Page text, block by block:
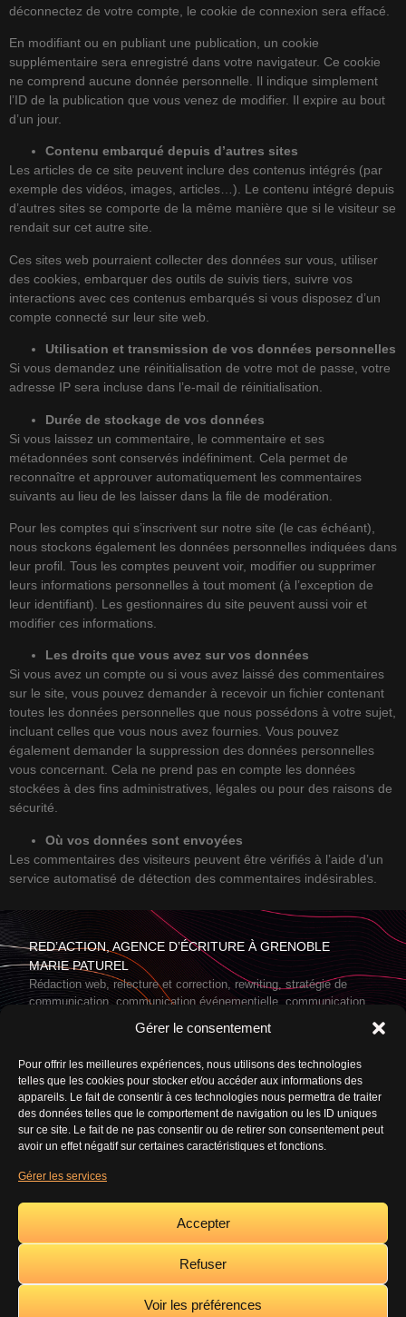
Gérer le consentement
Pour offrir les meilleures expériences, nous utilisons des technologies
telles que les cookies pour stocker et/ou accéder aux informations des
appareils. Le fait de consentir à ces technologies nous permettra de traiter
des données telles que le comportement de navigation ou les ID uniques
sur ce site. Le fait de ne pas consentir ou de retirer son consentement peut
avoir un effet négatif sur certaines caractéristiques et fonctions.
Gérer les services
Accepter
Refuser
Voir les préférences
déconnectez de votre compte, le cookie de connexion sera effacé.
En modifiant ou en publiant une publication, un cookie
supplémentaire sera enregistré dans votre navigateur. Ce cookie
ne comprend aucune donnée personnelle. Il indique simplement
l’ID de la publication que vous venez de modifier. Il expire au bout
d’un jour.
Contenu embarqué depuis d’autres sites
Les articles de ce site peuvent inclure des contenus intégrés (par
exemple des vidéos, images, articles…). Le contenu intégré depuis
d’autres sites se comporte de la même manière que si le visiteur se
rendait sur cet autre site.
Ces sites web pourraient collecter des données sur vous, utiliser
des cookies, embarquer des outils de suivis tiers, suivre vos
interactions avec ces contenus embarqués si vous disposez d’un
compte connecté sur leur site web.
Utilisation et transmission de vos données personnelles
Si vous demandez une réinitialisation de votre mot de passe, votre
adresse IP sera incluse dans l’e-mail de réinitialisation.
Durée de stockage de vos données
Si vous laissez un commentaire, le commentaire et ses
métadonnées sont conservés indéfiniment. Cela permet de
reconnaître et approuver automatiquement les commentaires
suivants au lieu de les laisser dans la file de modération.
Pour les comptes qui s’inscrivent sur notre site (le cas échéant),
nous stockons également les données personnelles indiquées dans
leur profil. Tous les comptes peuvent voir, modifier ou supprimer
leurs informations personnelles à tout moment (à l’exception de
leur identifiant). Les gestionnaires du site peuvent aussi voir et
modifier ces informations.
Les droits que vous avez sur vos données
Si vous avez un compte ou si vous avez laissé des commentaires
sur le site, vous pouvez demander à recevoir un fichier contenant
toutes les données personnelles que nous possédons à votre sujet,
incluant celles que vous nous avez fournies. Vous pouvez
également demander la suppression des données personnelles
vous concernant. Cela ne prend pas en compte les données
stockées à des fins administratives, légales ou pour des raisons de
sécurité.
Où vos données sont envoyées
Les commentaires des visiteurs peuvent être vérifiés à l’aide d’un
service automatisé de détection des commentaires indésirables.
RED’ACTION, AGENCE D’ÉCRITURE À GRENOBLE
MARIE PATUREL
Rédaction web, relecture et correction, rewriting, stratégie de
communication, communication événementielle, communication
journalisme freelance, photographie, vidéo, reportages.
ACCÈS RAPIDE
A propos Contact Mentions légales
Politique de cookies (UE)